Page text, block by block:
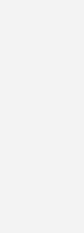
jetzt klare
und verloren